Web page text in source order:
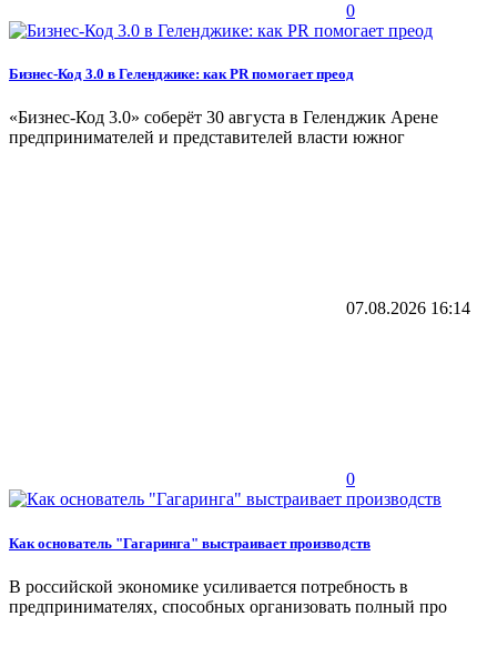
0
Бизнес-Код 3.0 в Геленджике: как PR помогает преод
«Бизнес‑Код 3.0» соберёт 30 августа в Геленджик Арене
предпринимателей и представителей власти южног
07.08.2026 16:14
0
Как основатель "Гагаринга" выстраивает производств
В российской экономике усиливается потребность в
предпринимателях, способных организовать полный про